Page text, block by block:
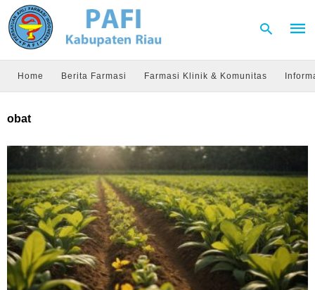
Home Berita Farmasi Farmasi Klinik & Komunitas
obat